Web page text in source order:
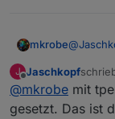
mkrobe@
J
Offline
Jaschkopf
@mkrobe mit
gesetzt. Das ist